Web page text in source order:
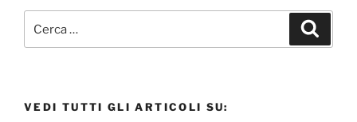
r
VEDI TUTTI GLI ARTICOLI SU: